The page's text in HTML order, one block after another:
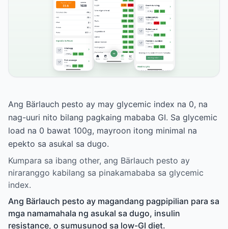
Ang Bärlauch pesto ay may glycemic index na 0, na
nag-uuri nito bilang pagkaing mababa GI. Sa glycemic
load na 0 bawat 100g, mayroon itong minimal na
epekto sa asukal sa dugo.
Kumpara sa ibang other, ang Bärlauch pesto ay
niraranggo kabilang sa pinakamababa sa glycemic
index.
Ang Bärlauch pesto ay magandang pagpipilian para sa
mga namamahala ng asukal sa dugo, insulin
resistance, o sumusunod sa low-GI diet.